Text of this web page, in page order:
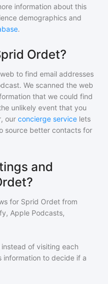
information about this
demographics and
.
Ordet?
to find email addresses
We scanned the web
that we could find
unlikely event that you
our concierge service lets
source better contacts for
and
for Sprid Ordet from
Apple Podcasts,
of visiting each
information to decide if a